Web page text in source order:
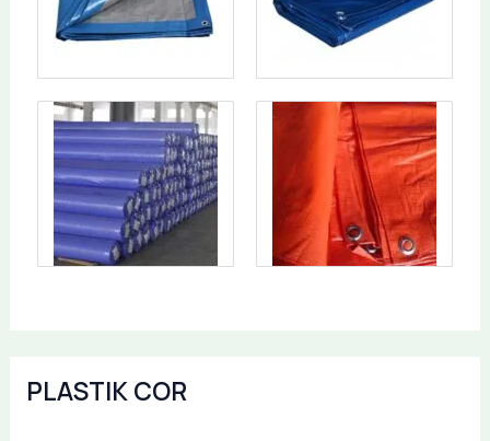
PLASTIK COR